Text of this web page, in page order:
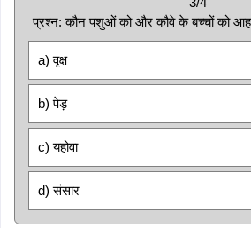
प्रश्न: कौन पशुओं को और कौवे के बच्चों को
a) वृक्ष
b) पेड़
c) यहोवा
d) संसार